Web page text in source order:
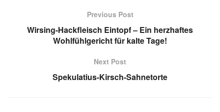
Previous Post
Wirsing-Hackfleisch Eintopf – Ein herzhaftes
Wohlfühlgericht für kalte Tage!
Next Post
Spekulatius-Kirsch-Sahnetorte